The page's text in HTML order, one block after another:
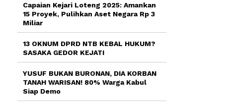
Capaian Kejari Loteng 2025: Amankan
15 Proyek, Pulihkan Aset Negara Rp 3
Miliar
13 OKNUM DPRD NTB KEBAL HUKUM?
SASAKA GEDOR KEJATI
YUSUF BUKAN BURONAN, DIA KORBAN
TANAH WARISAN! 80% Warga Kabul
Siap Demo